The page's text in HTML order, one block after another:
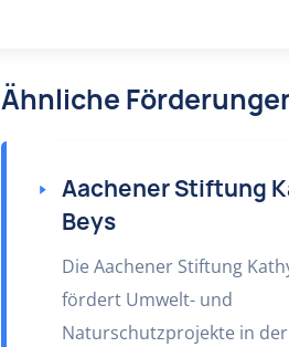
Ähnliche
Aachener Stiftung
Beys
Die Aachener Stiftung
fördert Umwelt- und
Naturschutzprojekte in der